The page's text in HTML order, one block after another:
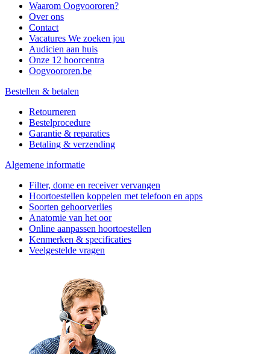
Waarom Oogvoororen?
Over ons
Contact
Vacatures We zoeken jou
Audicien aan huis
Onze 12 hoorcentra
Oogvoororen.be
Bestellen & betalen
Retourneren
Bestelprocedure
Garantie & reparaties
Betaling & verzending
Algemene informatie
Filter, dome en receiver vervangen
Hoortoestellen koppelen met telefoon en apps
Soorten gehoorverlies
Anatomie van het oor
Online aanpassen hoortoestellen
Kenmerken & specificaties
Veelgestelde vragen